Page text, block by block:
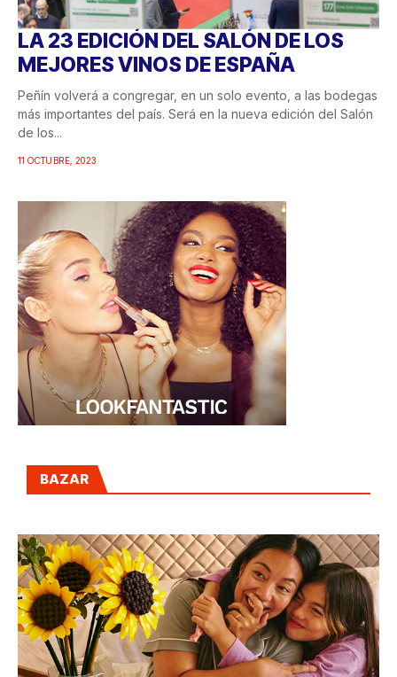
LA 23 EDICIÓN DEL SALÓN DE LOS
MEJORES VINOS DE ESPAÑA
Peñín volverá a congregar, en un solo evento, a las bodegas
más importantes del país. Será en la nueva edición del Salón
de los...
11 OCTUBRE, 2023
BAZAR